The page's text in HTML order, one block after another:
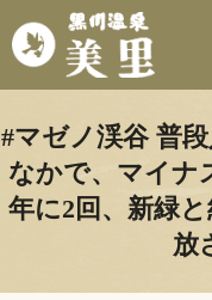
#マゼノ渓谷 普
なかで、マイナ
年に2回、新緑
放